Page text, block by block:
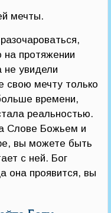
мечты.
на протяжении
не увидели
свою мечту только
времени,
реальностью.
Слове Божьем и
вы можете быть
с ней. Бог
она проявится, вы